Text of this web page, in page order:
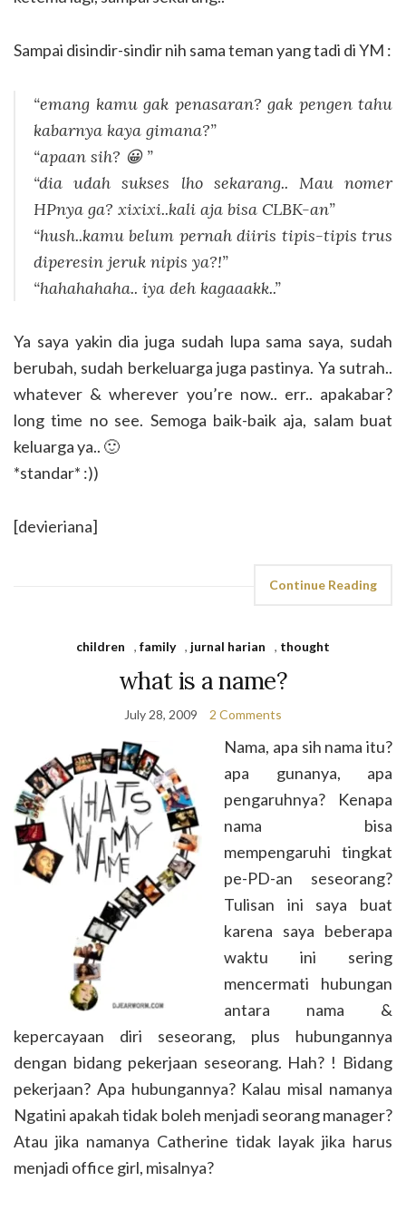
Sampai disindir-sindir nih sama teman yang tadi di YM :
“emang kamu gak penasaran? gak pengen tahu
kabarnya kaya gimana?”
“apaan sih? 😀 ”
“dia udah sukses lho sekarang.. Mau nomer
HPnya ga? xixixi..kali aja bisa CLBK-an”
“hush..kamu belum pernah diiris tipis-tipis trus
diperesin jeruk nipis ya?!”
“hahahahaha.. iya deh kagaaakk..”
Ya saya yakin dia juga sudah lupa sama saya, sudah
berubah, sudah berkeluarga juga pastinya. Ya sutrah..
whatever & wherever you’re now.. err.. apakabar?
long time no see. Semoga baik-baik aja, salam buat
keluarga ya.. 🙂
*standar* :))
[devieriana]
Continue Reading
children , family , jurnal harian , thought
what is a name?
July 28, 2009 2 Comments
Nama, apa sih nama itu?
apa gunanya, apa
pengaruhnya? Kenapa
nama bisa
mempengaruhi tingkat
pe-PD-an seseorang?
Tulisan ini saya buat
karena saya beberapa
waktu ini sering
mencermati hubungan
antara nama &
kepercayaan diri seseorang, plus hubungannya
dengan bidang pekerjaan seseorang. Hah? ! Bidang
pekerjaan? Apa hubungannya? Kalau misal namanya
Ngatini apakah tidak boleh menjadi seorang manager?
Atau jika namanya Catherine tidak layak jika harus
menjadi office girl, misalnya?